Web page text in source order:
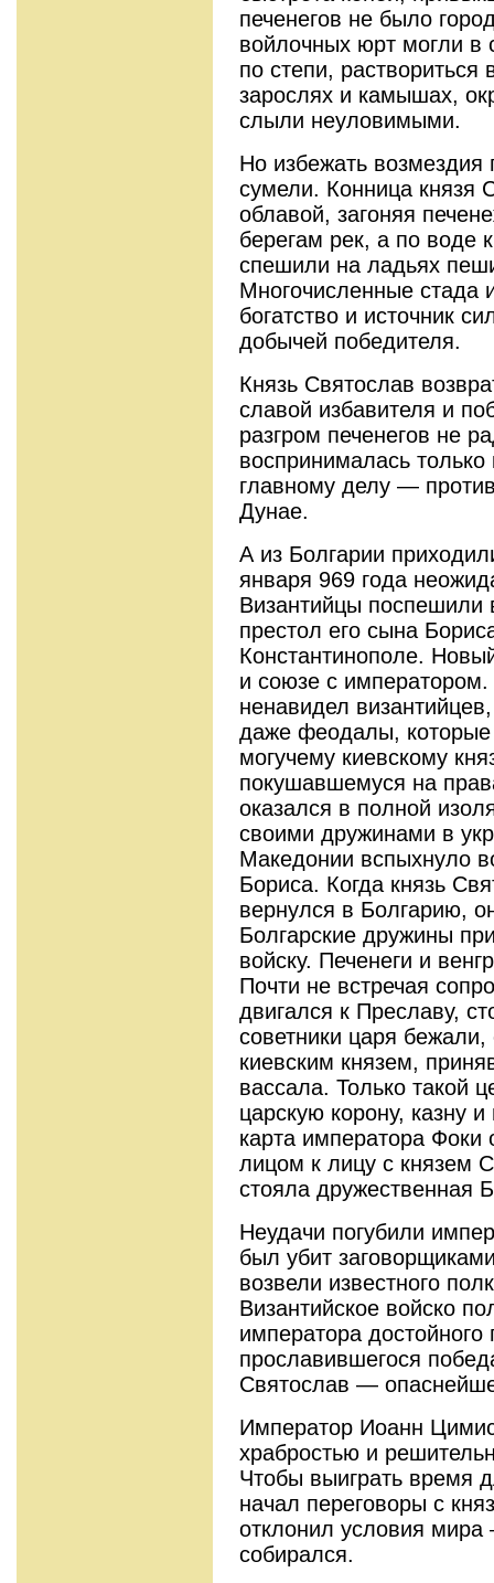
печенегов не было
войлочных юрт могли в
по степи, раствориться
зарослях и камышах,
слыли неуловимыми.
Но избежать возмездия
сумели. Конница князя
облавой, загоняя
берегам рек, а по воде
спешили на ладьях
Многочисленные стада
богатство и источник
добычей победителя.
Князь Святослав
славой избавителя и
разгром печенегов не
воспринималась
главному делу —
Дунае.
А из Болгарии
января 969 года
Византийцы поспешили
престол его сына
Константинополе.
и союзе с
ненавидел
даже феодалы, которые
могучему киевскому
покушавшемуся на
оказался в полной
своими дружинами в
Македонии вспыхнуло
Бориса. Когда князь
вернулся в Болгарию,
Болгарские дружины
войску. Печенеги и
Почти не встречая
двигался к Преславу,
советники царя
киевским князем,
вассала. Только такой
царскую корону, казну
карта императора Фоки
лицом к лицу с князем
стояла дружественная
Неудачи погубили
был убит
возвели известного
Византийское войско
императора достойного
прославившегося
Святослав —
Император Иоанн
храбростью и
Чтобы выиграть время
начал переговоры с
отклонил условия
собирался.